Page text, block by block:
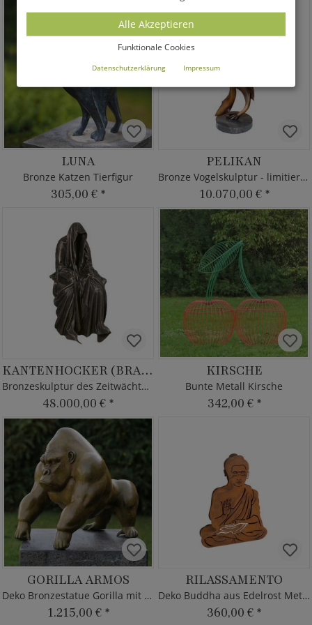
LUNA
Bronze Katzen Tierfigur
305,00 € *
PELIKAN
Bronze Vogelskulptur - limitiertes Design
10.070,00 € *
KANTENHOCKER (BRAUN)
Bronzeskulptur des Zeitwächters
48.000,00 € *
KIRSCHE
Bunte Metall Kirsche
342,00 € *
GORILLA ARMOS
Deko Bronzestatue Gorilla mit Patina
1.215,00 € *
RILASSAMENTO
Deko Buddha aus Edelrost Metall
360,00 € *
Alle Akzeptieren
Funktionale Cookies
Datenschutzerklärung Impressum